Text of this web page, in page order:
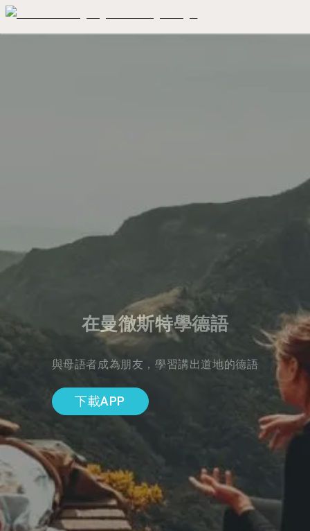
在曼徹斯特學德語
與母語者成為朋友，學習講出道地的德語
下載APP